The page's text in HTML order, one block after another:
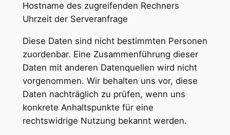
Hostname des zugreifenden Rechners
Uhrzeit der Serveranfrage
Diese Daten sind nicht bestimmten Personen
zuordenbar. Eine Zusammenführung dieser
Daten mit anderen Datenquellen wird nicht
vorgenommen. Wir behalten uns vor, diese
Daten nachträglich zu prüfen, wenn uns
konkrete Anhaltspunkte für eine
rechtswidrige Nutzung bekannt werden.